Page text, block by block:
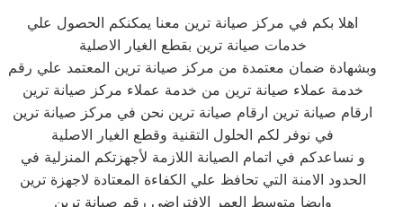
اهلا بكم في مركز صيانة ترين معنا يمكنكم الحصول علي
خدمات صيانة ترين بقطع الغيار الاصلية
وبشهادة ضمان معتمدة من مركز صيانة ترين المعتمد علي رقم
خدمة عملاء صيانة ترين من خدمة عملاء مركز صيانة ترين
ارقام صيانة ترين ارقام صيانة ترين نحن في مركز صيانة ترين
في نوفر لكم الحلول التقنية وقطع الغيار الاصلية
و نساعدكم في اتمام الصيانة اللازمة لأجهزتكم المنزلية في
الحدود الامنة التي تحافظ علي الكفاءة المعتادة لاجهزة ترين
وايضا متوسط العمر الافتراضي رقم صيانة ترين